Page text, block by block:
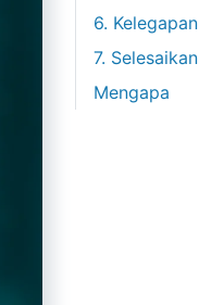
6. Kelegapan
7. Selesaikan
Mengapa